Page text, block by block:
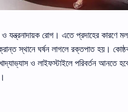
যন্ত্রনাদায়ক রোগ। এতে প্রদাহের কারণে
স্থানে ঘর্ষন লাগলে রক্তপাত হয়।
ও লাইফস্টাইলে পরিবর্তন আনতে